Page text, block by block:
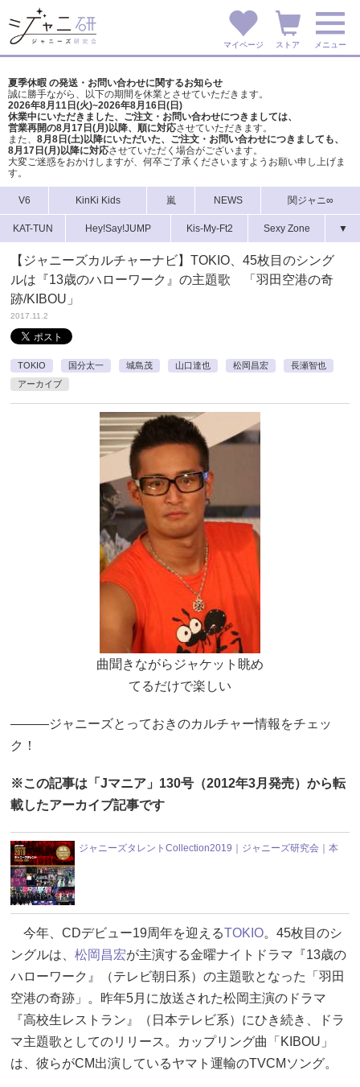
マイページ ストア メニュー
夏季休暇 の発送・お問い合わせに関するお知らせ
誠に勝手ながら、以下の期間を休業とさせていただきます。
2026年8月11日(火)~2026年8月16日(日)
休業中にいただきました、ご注文・お問い合わせにつきましては、
営業再開の8月17日(月)以降、順に対応させていただきます。
また、 8月8日(土)以降にいただいた、ご注文・ お問い合わせにつきましても、
8月17日(月)以降に対応させていただく場合がございます。
大変ご迷惑をおかけしますが、 何卒ご了承くださいますようお願い申し上げま
す。
V6 KinKi Kids 嵐 NEWS 関ジャニ∞
KAT-TUN Hey!Say!JUMP Kis-My-Ft2 Sexy Zone ▼
【ジャニーズカルチャーナビ】TOKIO、45枚目のシング
ルは『13歳のハローワーク』の主題歌 「羽田空港の奇
跡/KIBOU」
2017.11.2
TOKIO 国分太一 城島茂 山口達也 松岡昌宏
長瀬智也
アーカイブ
曲聞きながらジャケット眺め
てるだけで楽しい
―――ジャニーズとっておきのカルチャー情報をチェッ
ク！
※この記事は「Jマニア」130号（2012年3月発売）から転
載したアーカイブ記事です
ジャニーズタレントCollection2019｜ジャニーズ研究会｜本
今年、CDデビュー19周年を迎えるTOKIO。45枚目のシ
ングルは、 松岡昌宏が主演する金曜ナイトドラマ『13歳の
ハローワーク』（テレビ朝日系）の主題歌となった「羽田
空港の奇跡」。昨年5月に放送された松岡主演のドラマ
『高校生レストラン』（日本テレビ系）にひき続き、ドラ
マ主題歌としてのリリース。カップリング曲「KIBOU」
は、彼らがCM出演しているヤマト運輸のTVCMソング。